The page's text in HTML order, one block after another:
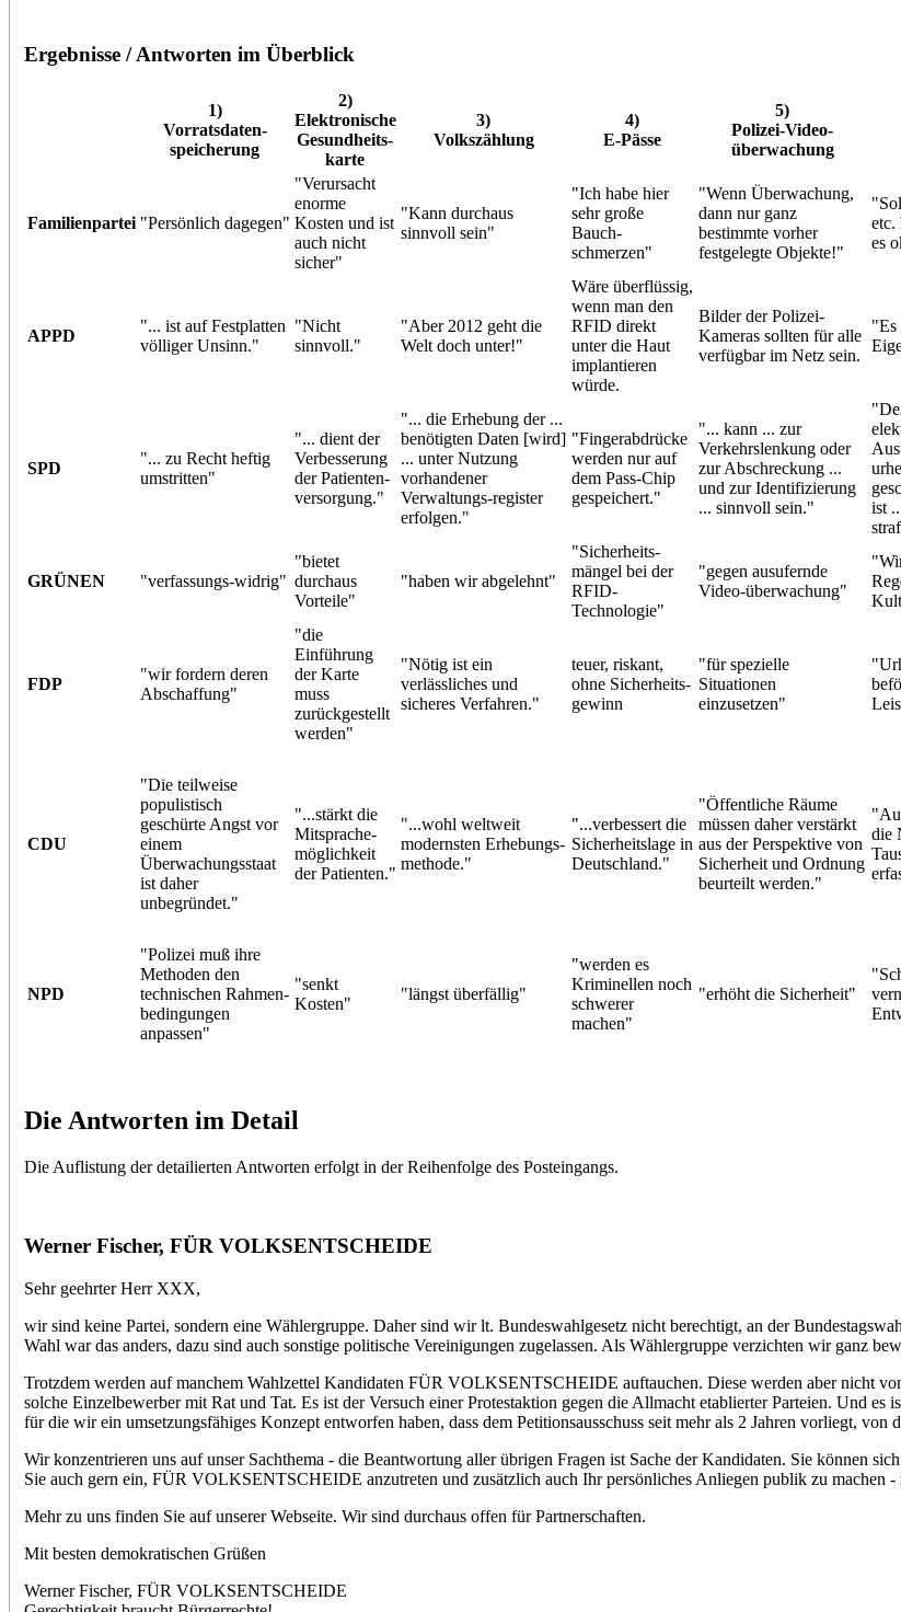
Ergebnisse / Antworten im Überblick
1)
Vorratsdaten-
speicherung
2)
Elektronische
Gesundheits-
karte
3)
Volkszählung
4)
E-Pässe
5)
Polizei-Video-
überwachung
Familienpartei "Persönlich dagegen"
"Verursacht
enorme
Kosten und ist
auch nicht
sicher"
"Kann durchaus
sinnvoll sein"
"Ich habe hier
sehr große
Bauch-
schmerzen"
"Wenn Überwachung,
dann nur ganz
bestimmte vorher
festgelegte Objekte!"
etc.
es
APPD
"... ist auf Festplatten
völliger Unsinn."
"Nicht
sinnvoll."
"Aber 2012 geht die
Welt doch unter!"
Wäre überflüssig,
wenn man den
RFID direkt
unter die Haut
implantieren
würde.
Bilder der Polizei-
Kameras sollten für alle
verfügbar im Netz sein.
"Es
SPD
"... zu Recht heftig
umstritten"
"... dient der
Verbesserung
der Patienten-
versorgung."
"... die Erhebung der ...
benötigten Daten [wird]
... unter Nutzung
vorhandener
Verwaltungs-register
erfolgen."
"Fingerabdrücke
werden nur auf
dem Pass-Chip
gespeichert."
"... kann ... zur
Verkehrslenkung oder
zur Abschreckung ...
und zur Identifizierung
... sinnvoll sein."
ist
GRÜNEN "verfassungs-widrig"
"bietet
durchaus
Vorteile"
"haben wir abgelehnt"
"Sicherheits-
mängel bei der
RFID-
Technologie"
"gegen ausufernde
Video-überwachung"
FDP
"wir fordern deren
Abschaffung"
"die
Einführung
der Karte
muss
zurückgestellt
werden"
"Nötig ist ein
verlässliches und
sicheres Verfahren."
teuer, riskant,
ohne Sicherheits-
gewinn
"für spezielle
Situationen
einzusetzen"
CDU
"Die teilweise
populistisch
geschürte Angst vor
einem
Überwachungsstaat
ist daher
unbegründet."
"...stärkt die
Mitsprache-
möglichkeit
der Patienten."
"...wohl weltweit
modernsten Erhebungs-
methode."
"...verbessert die
Sicherheitslage in
Deutschland."
"Öffentliche Räume
müssen daher verstärkt
aus der Perspektive von
Sicherheit und Ordnung
beurteilt werden."
die
NPD
"Polizei muß ihre
Methoden den
technischen Rahmen-
bedingungen
anpassen"
"senkt
Kosten"
"längst überfällig"
"werden es
Kriminellen noch
schwerer
machen"
"erhöht die Sicherheit"
Die Antworten im Detail
Die Auflistung der detailierten Antworten erfolgt in der Reihenfolge des Posteingangs.
Werner Fischer, FÜR VOLKSENTSCHEIDE
Sehr geehrter Herr XXX,
wir sind keine Partei, sondern eine Wählergruppe. Daher sind wir lt. Bundeswahlgesetz nicht berechtigt, an der
Wahl war das anders, dazu sind auch sonstige politische Vereinigungen zugelassen. Als Wählergruppe verzichten wir ganz
Trotzdem werden auf manchem Wahlzettel Kandidaten FÜR VOLKSENTSCHEIDE auftauchen. Diese werden aber nicht
solche Einzelbewerber mit Rat und Tat. Es ist der Versuch einer Protestaktion gegen die Allmacht etablierter Parteien. Und es
für die wir ein umsetzungsfähiges Konzept entworfen haben, dass dem Petitionsausschuss seit mehr als 2 Jahren vorliegt, von
Wir konzentrieren uns auf unser Sachthema - die Beantwortung aller übrigen Fragen ist Sache der Kandidaten. Sie können
Sie auch gern ein, FÜR VOLKSENTSCHEIDE anzutreten und zusätzlich auch Ihr persönliches Anliegen publik zu machen -
Mehr zu uns finden Sie auf unserer Webseite. Wir sind durchaus offen für Partnerschaften.
Mit besten demokratischen Grüßen
Werner Fischer, FÜR VOLKSENTSCHEIDE